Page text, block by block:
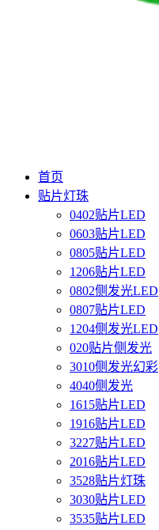
首页
贴片灯珠
0402贴片LED
0603贴片LED
0805贴片LED
1206贴片LED
0802侧发光LED
0807贴片LED
1204侧发光LED
020贴片侧发光
3010侧发光幻彩
4040侧发光
1615贴片LED
1916贴片LED
3227贴片LED
2016贴片LED
3528贴片灯珠
3030贴片LED
3535贴片LED